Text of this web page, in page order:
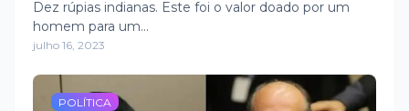
Dez rúpias indianas. Este foi o valor doado por um
homem para um…
julho 16, 2023
POLÍTICA